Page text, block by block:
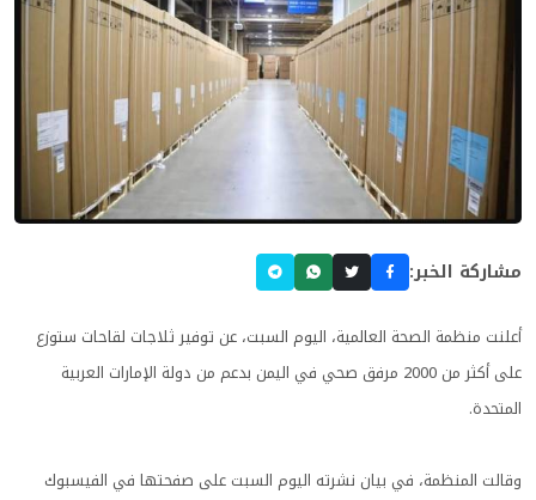
مشاركة الخبر:
أعلنت منظمة الصحة العالمية، اليوم السبت، عن توفير ثلاجات لقاحات ستوزع
على أكثر من 2000 مرفق صحي في اليمن بدعم من دولة الإمارات العربية
المتحدة.
وقالت المنظمة، في بيان نشرته اليوم السبت على صفحتها في الفيسبوك